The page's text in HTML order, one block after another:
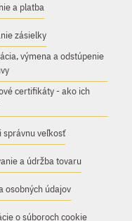
a platba
zásielky
výmena a odstúpenie
certifikáty - ako ich
správnu veľkosť
a údržba tovaru
osobných údajov
o súboroch cookie